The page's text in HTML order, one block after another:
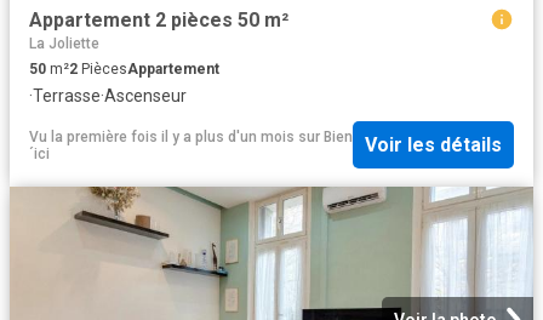
Appartement 2 pièces 50 m²
La Joliette
50 m²2 PiècesAppartement
·Terrasse·Ascenseur
Vu la première fois il y a plus d'un mois sur Bien
´ici
Voir les détails